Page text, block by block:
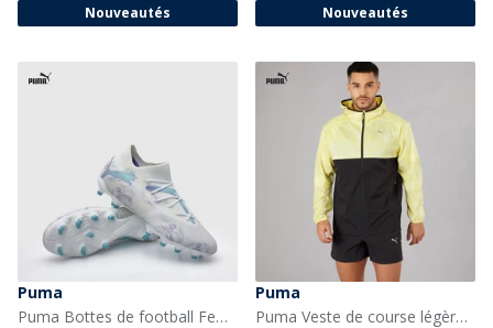
Nouveautés Nouveautés
Puma
Puma Bottes de football Femme Future 7 Match Brilliance FG/AG Terrain sec/synthétique Puma White
Puma
Puma Veste de course légère homme, motif marbre Noir/Jaune